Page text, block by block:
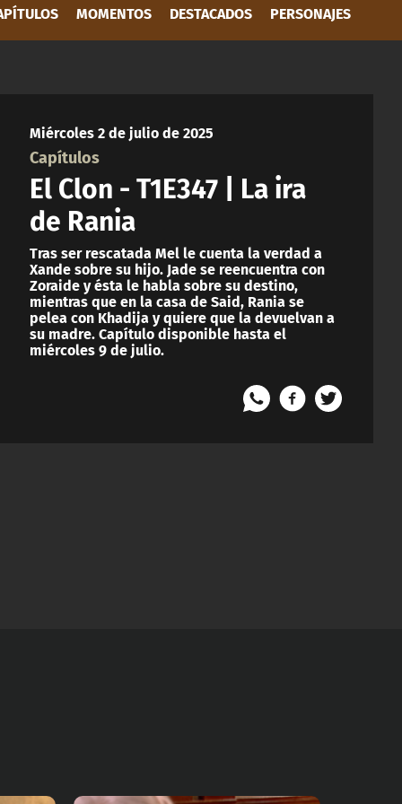
MOMENTOS DESTACADOS PERSONAJES
Miércoles 2 de julio de 2025
Capítulos
El Clon - T1E347 | La ira
de Rania
Tras ser rescatada Mel le cuenta la verdad a
Xande sobre su hijo. Jade se reencuentra con
Zoraide y ésta le habla sobre su destino,
mientras que en la casa de Said, Rania se
pelea con Khadija y quiere que la devuelvan a
su madre. Capítulo disponible hasta el
miércoles 9 de julio.